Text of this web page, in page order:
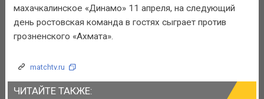
махачкалинское «Динамо» 11 апреля, на следующий
день ростовская команда в гостях сыграет против
грозненского «Ахмата».
matchtv.ru
ЧИТАЙТЕ ТАКЖЕ: